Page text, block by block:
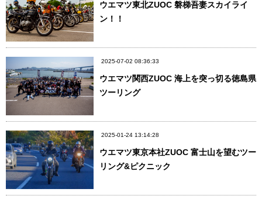
ウエマツ東北ZUOC 磐梯吾妻スカイライ
ン！！
2025-07-02 08:36:33
ウエマツ関西ZUOC 海上を突っ切る徳島県
ツーリング
2025-01-24 13:14:28
ウエマツ東京本社ZUOC 富士山を望むツー
リング&ピクニック